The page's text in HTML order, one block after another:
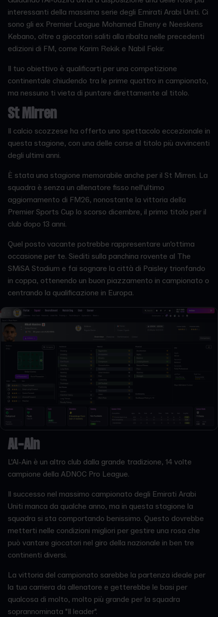
interessanti della massima serie degli Emirati Arabi Uniti. Ci
sono gli ex Premier League Mohamed Elneny e Neeskens
Kebano, oltre a giocatori saliti alla ribalta nelle precedenti
edizioni di FM, come Karim Rekik e Nabil Fekir.
Il tuo obiettivo è qualificarti per una competizione
continentale chiudendo tra le prime quattro in campionato,
ma nessuno ti vieta di puntare direttamente al titolo.
St Mirren
Il calcio scozzese ha offerto uno spettacolo eccezionale in
questa stagione, con una delle corse al titolo più avvincenti
degli ultimi anni.
È stata una stagione memorabile anche per il St Mirren. La
squadra è senza un allenatore fisso nell'ultimo
aggiornamento di FM26, nonostante la vittoria della
Premier Sports Cup lo scorso dicembre, il primo titolo per il
club dopo 13 anni.
Quel posto vacante potrebbe rappresentare un'ottima
occasione per te. Siediti sulla panchina rovente al The
SMiSA Stadium e fai sognare la città di Paisley trionfando
in coppa, ottenendo un buon piazzamento in campionato o
centrando la qualificazione in Europa.
Al-Ain
L'Al-Ain è un altro club dalla grande tradizione, 14 volte
campione della ADNOC Pro League.
Il successo nel massimo campionato degli Emirati Arabi
Uniti manca da qualche anno, ma in questa stagione la
squadra si sta comportando benissimo. Questo dovrebbe
metterti nelle condizioni migliori per gestire una rosa che
può vantare giocatori nel giro della nazionale in ben tre
continenti diversi.
La vittoria del campionato sarebbe la partenza ideale per
la tua carriera da allenatore e getterebbe le basi per
qualcosa di molto, molto più grande per la squadra
soprannominata "Il leader".